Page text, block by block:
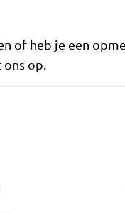
of heb je een
op.